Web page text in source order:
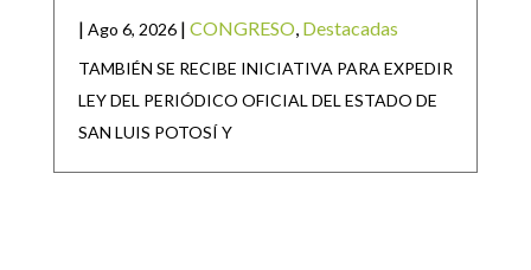
| Ago 6, 2026 | CONGRESO, Destacadas
TAMBIÉN SE RECIBE INICIATIVA PARA EXPEDIR
LEY DEL PERIÓDICO OFICIAL DEL ESTADO DE
SAN LUIS POTOSÍ Y